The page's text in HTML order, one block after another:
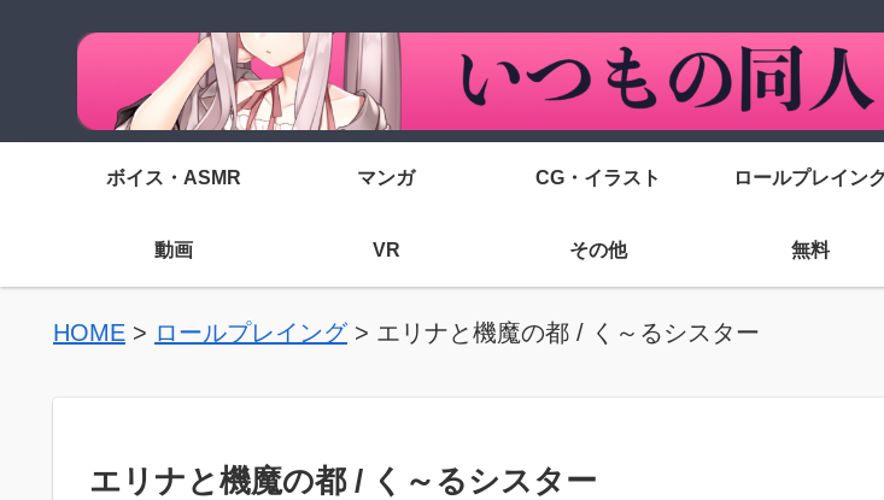
ボイス・ASMR マンガ CG・イラスト ロールプレイン
動画 VR その他 無料
HOME > ロールプレイング> エリナと機魔の都 / く～るシスター
エリナと機魔の都 / く～るシスター